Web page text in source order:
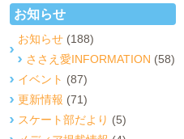
お知らせ
お知らせ(188)
ささえ愛INFORMATION (58)
イベント (87)
更新情報 (71)
スケート部だより (5)